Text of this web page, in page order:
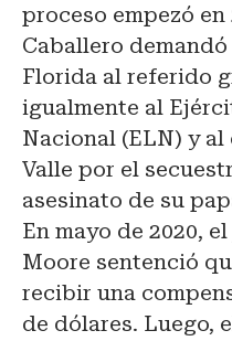
proceso empezó
Caballero
Florida al referido
igualmente al
Nacional (ELN) y
Valle por el
asesinato de su
En mayo de 2020,
Moore sentenció
recibir una
de dólares. Luego,